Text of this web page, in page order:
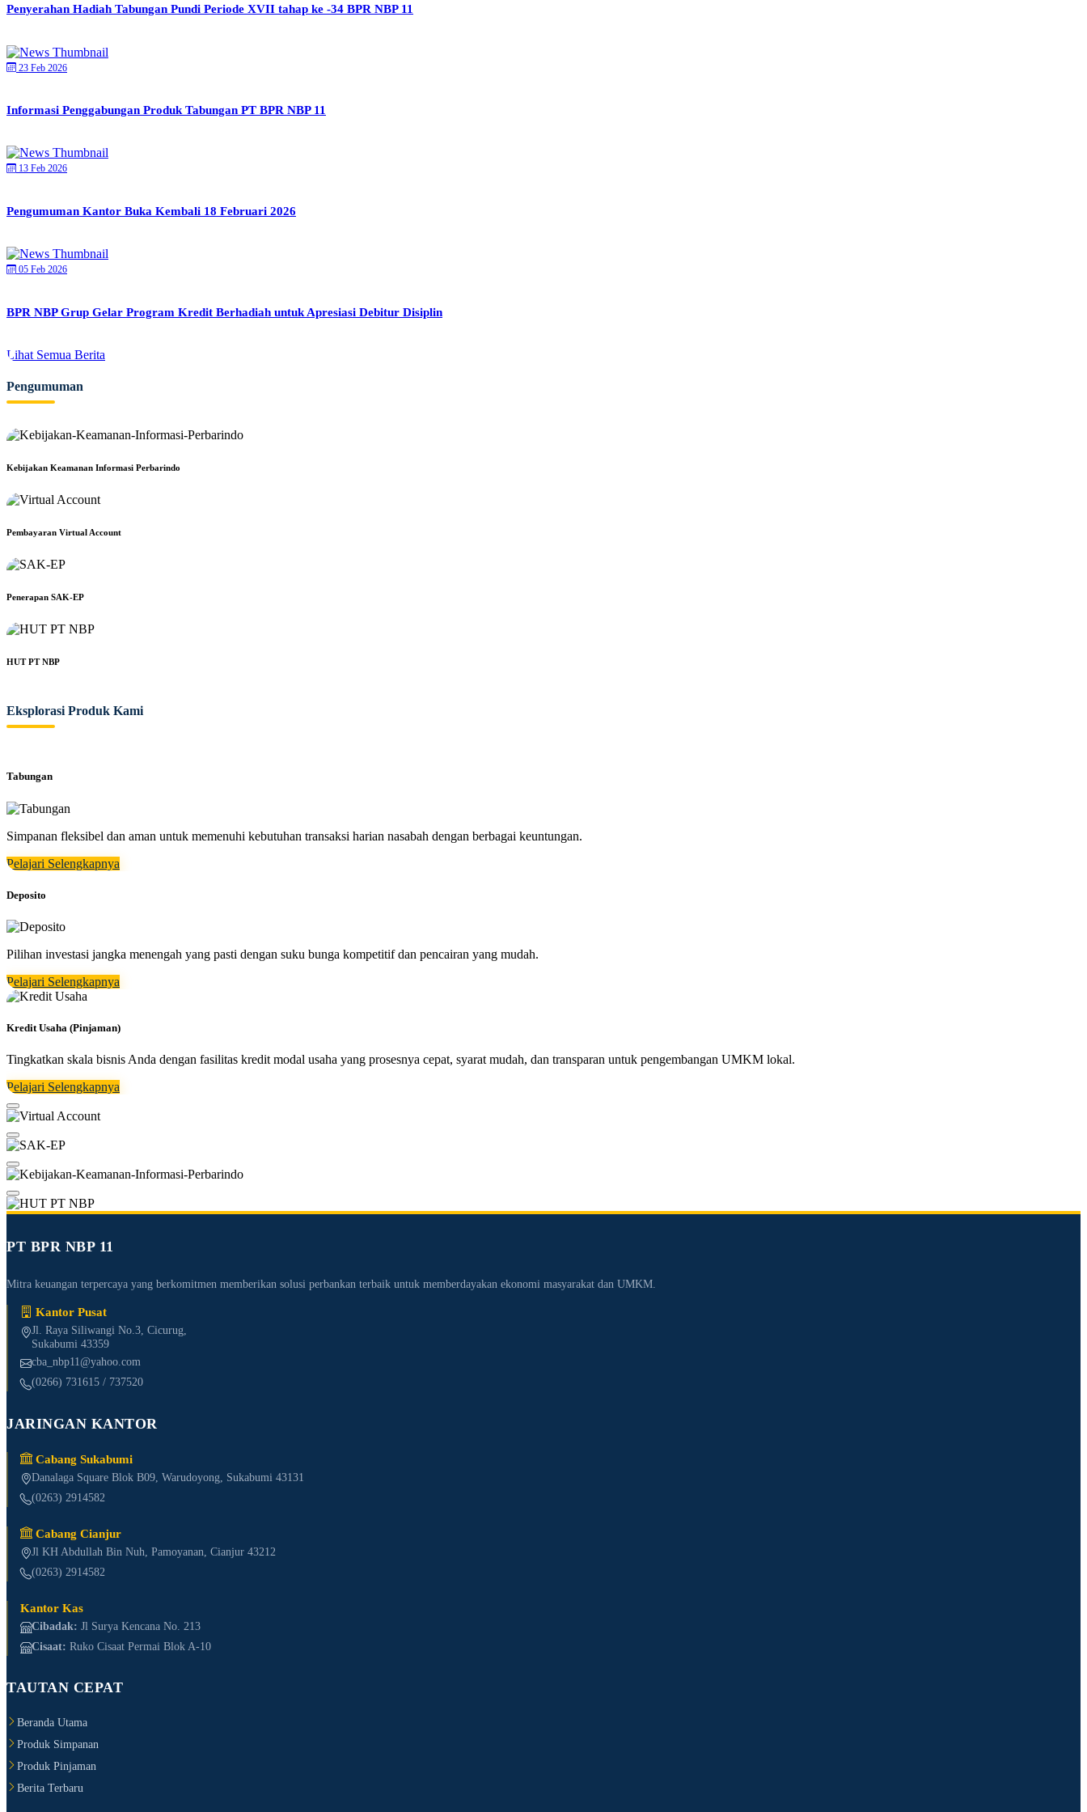
Penyerahan Hadiah Tabungan Pundi Periode XVII tahap ke -34 BPR NBP 11
23 Feb 2026
Informasi Penggabungan Produk Tabungan PT BPR NBP 11
13 Feb 2026
Pengumuman Kantor Buka Kembali 18 Februari 2026
05 Feb 2026
BPR NBP Grup Gelar Program Kredit Berhadiah untuk Apresiasi Debitur Disiplin
Lihat Semua Berita
Pengumuman
Kebijakan Keamanan Informasi Perbarindo
Pembayaran Virtual Account
Penerapan SAK-EP
HUT PT NBP
Eksplorasi Produk Kami
Tabungan
Simpanan fleksibel dan aman untuk memenuhi kebutuhan transaksi harian nasabah dengan berbagai keuntungan.
Pelajari Selengkapnya
Deposito
Pilihan investasi jangka menengah yang pasti dengan suku bunga kompetitif dan pencairan yang mudah.
Pelajari Selengkapnya
Kredit Usaha (Pinjaman)
Tingkatkan skala bisnis Anda dengan fasilitas kredit modal usaha yang prosesnya cepat, syarat mudah, dan transparan untuk pengembangan UMKM lokal.
Pelajari Selengkapnya
PT BPR NBP 11
Mitra keuangan terpercaya yang berkomitmen memberikan solusi perbankan terbaik untuk memberdayakan ekonomi masyarakat dan UMKM.
Kantor Pusat
Jl. Raya Siliwangi No.3, Cicurug,
Sukabumi 43359
cba_nbp11@yahoo.com
(0266) 731615 / 737520
JARINGAN KANTOR
Cabang Sukabumi
Danalaga Square Blok B09, Warudoyong, Sukabumi 43131
(0263) 2914582
Cabang Cianjur
Jl KH Abdullah Bin Nuh, Pamoyanan, Cianjur 43212
(0263) 2914582
Kantor Kas
Cibadak: Jl Surya Kencana No. 213
Cisaat: Ruko Cisaat Permai Blok A-10
TAUTAN CEPAT
Beranda Utama
Produk Simpanan
Produk Pinjaman
Berita Terbaru